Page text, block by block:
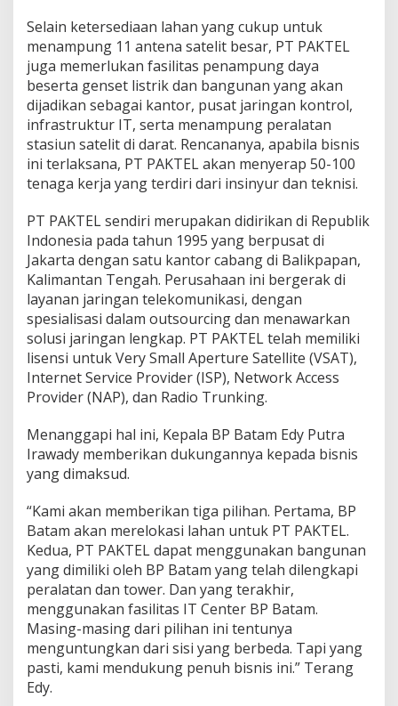
Selain ketersediaan lahan yang cukup untuk
menampung 11 antena satelit besar, PT PAKTEL
juga memerlukan fasilitas penampung daya
beserta genset listrik dan bangunan yang akan
dijadikan sebagai kantor, pusat jaringan kontrol,
infrastruktur IT, serta menampung peralatan
stasiun satelit di darat. Rencananya, apabila bisnis
ini terlaksana, PT PAKTEL akan menyerap 50-100
tenaga kerja yang terdiri dari insinyur dan teknisi.
PT PAKTEL sendiri merupakan didirikan di Republik
Indonesia pada tahun 1995 yang berpusat di
Jakarta dengan satu kantor cabang di Balikpapan,
Kalimantan Tengah. Perusahaan ini bergerak di
layanan jaringan telekomunikasi, dengan
spesialisasi dalam outsourcing dan menawarkan
solusi jaringan lengkap. PT PAKTEL telah memiliki
lisensi untuk Very Small Aperture Satellite (VSAT),
Internet Service Provider (ISP), Network Access
Provider (NAP), dan Radio Trunking.
Menanggapi hal ini, Kepala BP Batam Edy Putra
Irawady memberikan dukungannya kepada bisnis
yang dimaksud.
“Kami akan memberikan tiga pilihan. Pertama, BP
Batam akan merelokasi lahan untuk PT PAKTEL.
Kedua, PT PAKTEL dapat menggunakan bangunan
yang dimiliki oleh BP Batam yang telah dilengkapi
peralatan dan tower. Dan yang terakhir,
menggunakan fasilitas IT Center BP Batam.
Masing-masing dari pilihan ini tentunya
menguntungkan dari sisi yang berbeda. Tapi yang
pasti, kami mendukung penuh bisnis ini.” Terang
Edy.